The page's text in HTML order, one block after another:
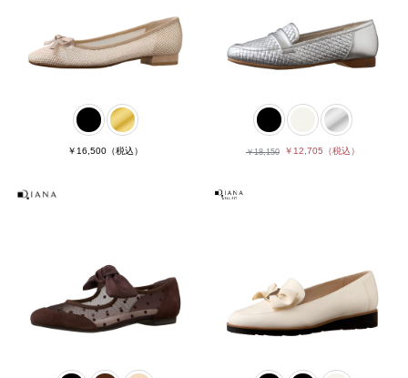
￥16,500 （税込） ￥18,150 ￥12,705 （税込）